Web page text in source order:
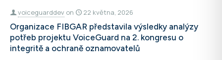
voiceguarddev on 22 května, 2026
Organizace FIBGAR představila výsledky analýzy
potřeb projektu VoiceGuard na 2. kongresu o
integritě a ochraně oznamovatelů